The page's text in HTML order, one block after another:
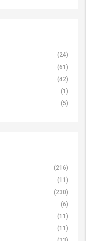
(24)
(61)
(42)
(1)
(5)
(216)
(11)
(230)
(6)
(11)
(11)